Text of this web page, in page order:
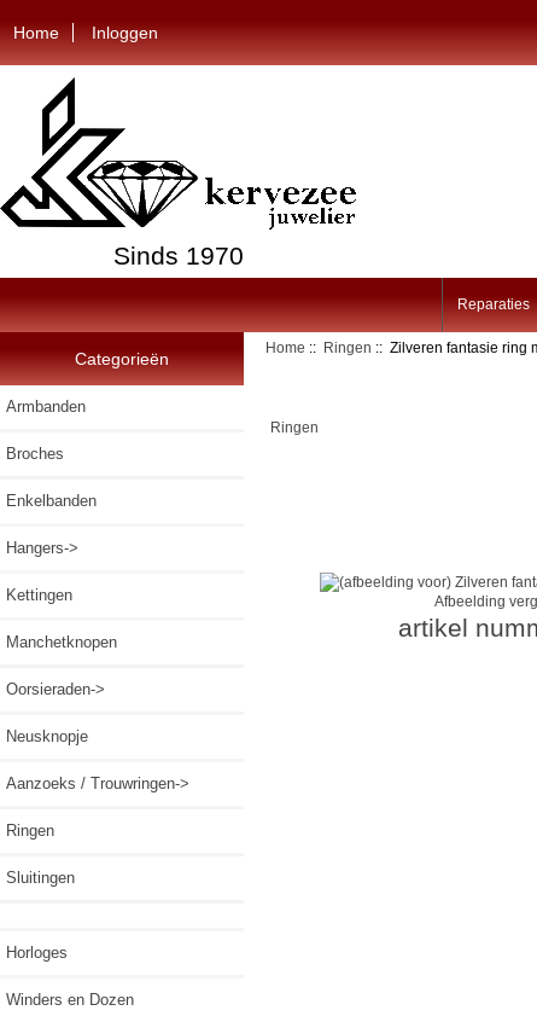
Home Inloggen
Sinds 1970
Reparaties
Categorieën
Armbanden
Broches
Enkelbanden
Hangers->
Kettingen
Manchetknopen
Oorsieraden->
Neusknopje
Aanzoeks / Trouwringen->
Ringen
Sluitingen
Horloges
Winders en Dozen
Home :: Ringen :: Zilveren fantasie ring
Ringen
Afbeelding
artikel